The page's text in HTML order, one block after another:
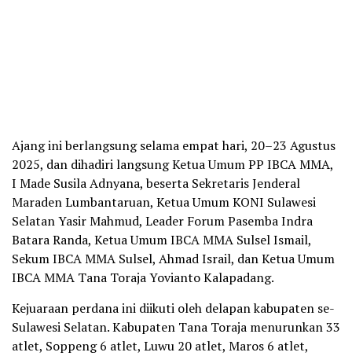
Ajang ini berlangsung selama empat hari, 20–23 Agustus
2025, dan dihadiri langsung Ketua Umum PP IBCA MMA,
I Made Susila Adnyana, beserta Sekretaris Jenderal
Maraden Lumbantaruan, Ketua Umum KONI Sulawesi
Selatan Yasir Mahmud, Leader Forum Pasemba Indra
Batara Randa, Ketua Umum IBCA MMA Sulsel Ismail,
Sekum IBCA MMA Sulsel, Ahmad Israil, dan Ketua Umum
IBCA MMA Tana Toraja Yovianto Kalapadang.
Kejuaraan perdana ini diikuti oleh delapan kabupaten se-
Sulawesi Selatan. Kabupaten Tana Toraja menurunkan 33
atlet, Soppeng 6 atlet, Luwu 20 atlet, Maros 6 atlet,